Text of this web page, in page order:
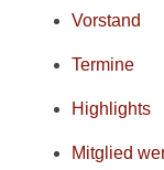
Vorstand
Termine
Highlights
Mitglied